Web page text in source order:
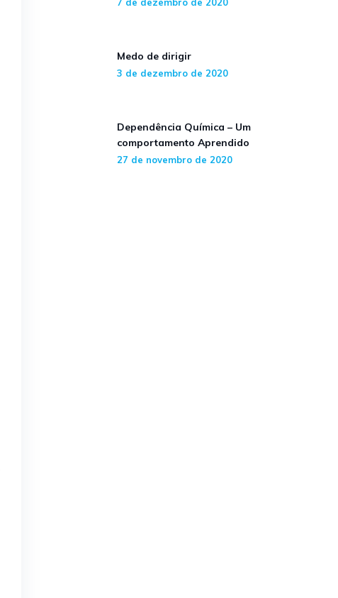
Medo de dirigir
3 de dezembro de 2020
Dependência Química – Um
comportamento Aprendido
27 de novembro de 2020